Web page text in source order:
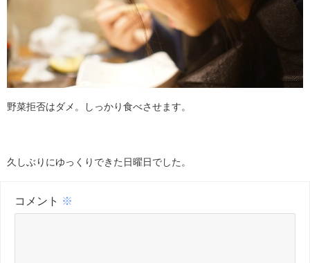
野菜拒否はダメ。しっかり食べさせます。
久しぶりにゆっくりできた日曜日でした。
コメント ※